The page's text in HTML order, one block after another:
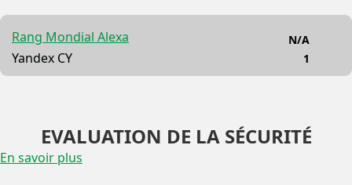
Rang Mondial Alexa
Yandex CY
N/A
1
EVALUATION DE LA SÉCURITÉ
En savoir plus